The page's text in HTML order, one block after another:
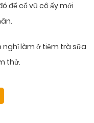
để cổ vũ cô ấy mới
nghỉ làm ở tiệm trà sữa
thử.